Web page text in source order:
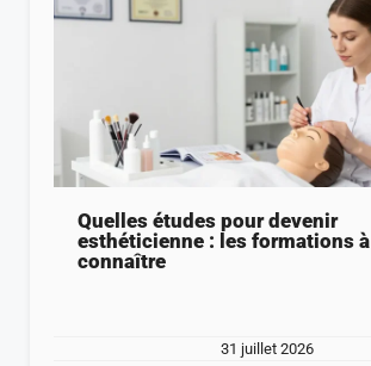
Quelles études pour devenir
esthéticienne : les formations à
connaître
31 juillet 2026